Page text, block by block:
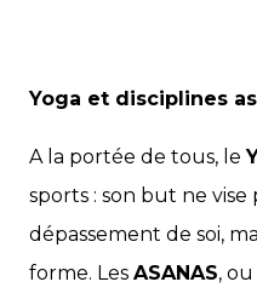
Yoga et disciplines
A la portée de tous, le
sports : son but ne vise
dépassement de soi,
forme. Les ASANAS,